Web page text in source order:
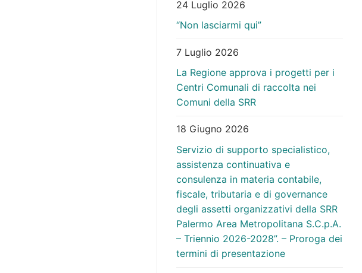
24 Luglio 2026
“Non lasciarmi qui”
7 Luglio 2026
La Regione approva i progetti per i
Centri Comunali di raccolta nei
Comuni della SRR
18 Giugno 2026
Servizio di supporto specialistico,
assistenza continuativa e
consulenza in materia contabile,
fiscale, tributaria e di governance
degli assetti organizzativi della SRR
Palermo Area Metropolitana S.C.p.A.
– Triennio 2026-2028”. – Proroga dei
termini di presentazione